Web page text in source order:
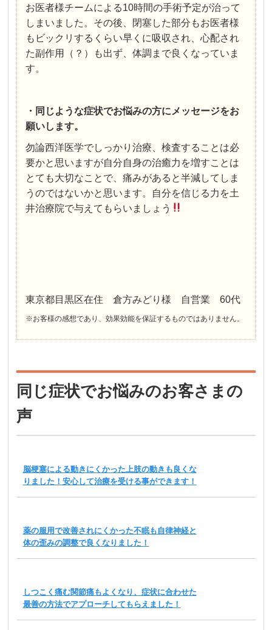
お医者様チームによる10時間の手術予定が治って
しまいました。その後、閉塞した部分もお医者様
もビックリするくらい早くに吸収され、心配され
た副作用（？）も出ず、体調まで良くなっていま
す。
・同じような症状でお悩みの方にメッセージをお
願いします。
勿論西洋医学でしっかり治療、検査することは必
要かと思いますが自分自身の治癒力を増すことは
とても大切なことで、痛みがあると半減してしま
うのではないかと思います。自分を信じる力を土
井治療院で与えてもらいましょう
東京都目黒区在住 倉方みどり様 自営業 60代
※お客様の感想であり、効果効能を保証するものではありません。
同じ症状でお悩みのお客さまの
声
脳梗塞による動きにくかった上肢の動きも良くな
りました！安心して治療を受ける事ができます！
薬の服用で改善されにくかった不眠も自律神経と
体の歪みの調整で良くなりました！
しつこく痛む関節痛もよくなり、症状に合わせた
最善の方法でアプローチしてもらえました！